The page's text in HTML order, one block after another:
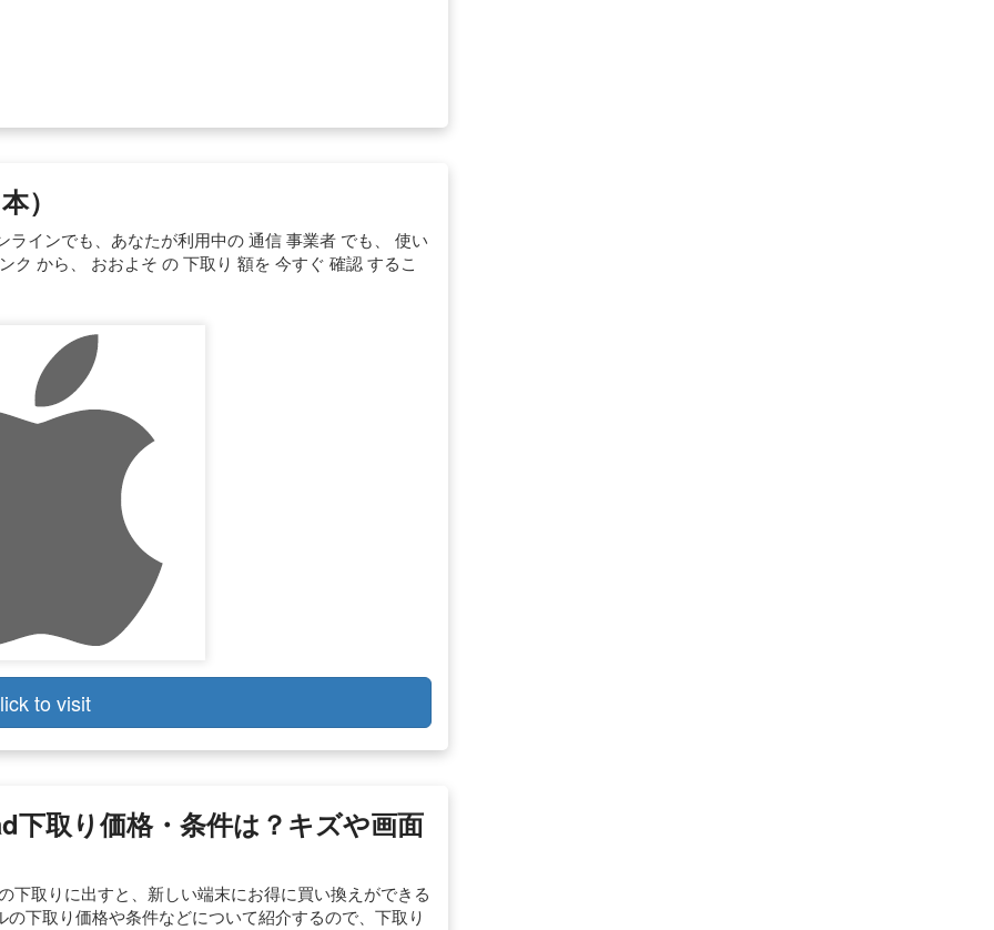
）
インでも、あなたが利用中の 通信 事業者 でも、 使い
ク から、 おおよそ の 下取り 額を 今すぐ 確認 するこ
to visit
取り価格・条件は？キズや画面
下取りに出すと、新しい端末にお得に買い換えができる
下取り価格や条件などについて紹介するので、下取り